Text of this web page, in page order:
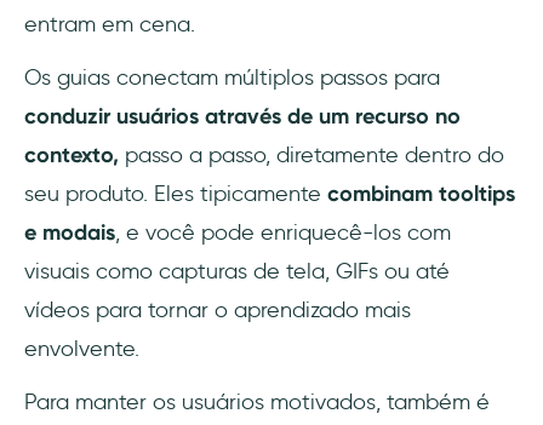
entram em cena.
Os guias conectam múltiplos passos para
conduzir usuários através de um recurso no
contexto, passo a passo, diretamente dentro do
seu produto. Eles tipicamente combinam tooltips
e modais, e você pode enriquecê-los com
visuais como capturas de tela, GIFs ou até
vídeos para tornar o aprendizado mais
envolvente.
Para manter os usuários motivados, também é